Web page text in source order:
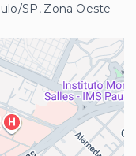
SP, Zona Oeste -